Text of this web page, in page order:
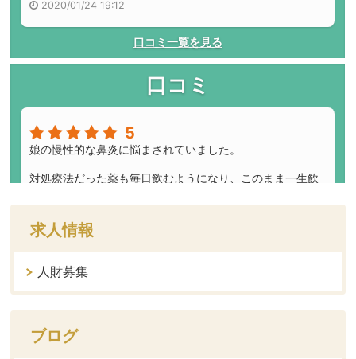
求人情報
人財募集
ブログ